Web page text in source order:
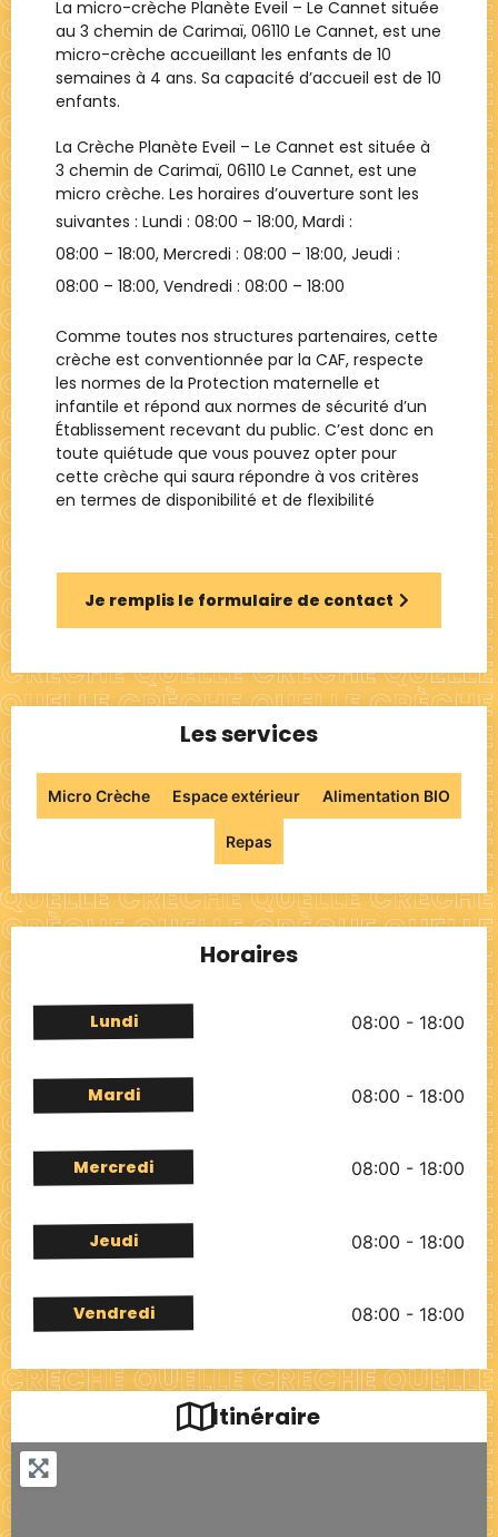
La micro-crèche Planète Eveil – Le Cannet située
au 3 chemin de Carimaï, 06110 Le Cannet, est une
micro-crèche accueillant les enfants de 10
semaines à 4 ans. Sa capacité d’accueil est de 10
enfants.
La Crèche Planète Eveil – Le Cannet est située à
3 chemin de Carimaï, 06110 Le Cannet, est une
micro crèche. Les horaires d’ouverture sont les
suivantes : Lundi : 08:00 – 18:00, Mardi :
08:00 – 18:00, Mercredi : 08:00 – 18:00, Jeudi :
08:00 – 18:00, Vendredi : 08:00 – 18:00
Comme toutes nos structures partenaires, cette
crèche est conventionnée par la CAF, respecte
les normes de la Protection maternelle et
infantile et répond aux normes de sécurité d’un
Établissement recevant du public. C’est donc en
toute quiétude que vous pouvez opter pour
cette crèche qui saura répondre à vos critères
en termes de disponibilité et de flexibilité
Je remplis le formulaire de contact
Les services
Micro Crèche Espace extérieur Alimentation BIO
Repas
Horaires
Lundi 08:00 - 18:00
Mardi 08:00 - 18:00
Mercredi 08:00 - 18:00
Jeudi 08:00 - 18:00
Vendredi 08:00 - 18:00
Itinéraire